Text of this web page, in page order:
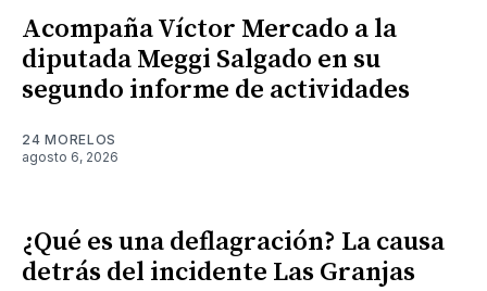
Acompaña Víctor Mercado a la
diputada Meggi Salgado en su
segundo informe de actividades
24 MORELOS
agosto 6, 2026
¿Qué es una deflagración? La causa
detrás del incidente Las Granjas